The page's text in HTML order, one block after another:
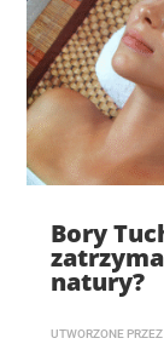
Bory
natury?
UTWORZONE PRZEZ